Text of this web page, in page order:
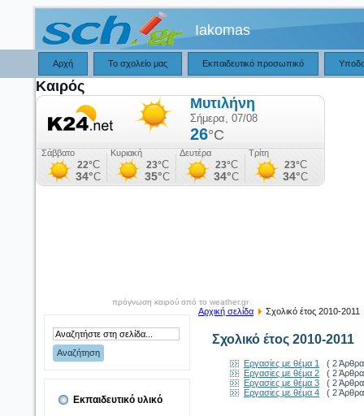
Iakomas
Αρχή Το σχολείο μας Εκπαιδευτικό προσωπικό
Καιρός
πρόγνωση καιρού από το weather.gr
Εκπαιδευτικό υλικό
Αρχική σελίδα Σχολικό έτος 2010-2011
Σχολικό έτος 2010-2011
Εργασίες με θέμα 1
( 2
Εργασίες με θέμα 2
( 2
Εργασίες με θέμα 3
( 2
Εργασίες με θέμα 4
( 2